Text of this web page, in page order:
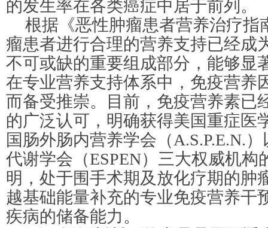
的发生率在各类癌症中居于前列。
根据《恶性肿瘤患者营养治疗指
瘤患者进行合理的营养支持已经成
不可或缺的重要组成部分，能够显
在专业营养支持体系中，免疫营养
而备受推崇。目前，免疫营养素已
的广泛认可，明确获得美国重症医
国肠外肠内营养学会（A.S.P.E.N.
代谢学会（ESPEN）三大权威机构
明，处于围手术期及放化疗期的肿
越基础能量补充的专业免疫营养干
疾病的储备能力。